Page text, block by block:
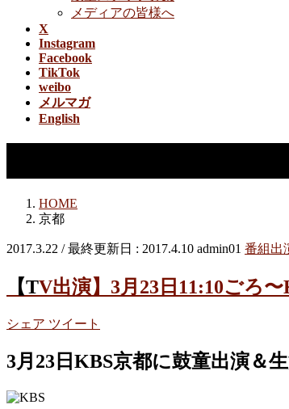
メディアの皆様へ
X
Instagram
Facebook
TikTok
weibo
メルマガ
English
HOME
京都
2017.3.22 / 最終更新日 : 2017.4.10 admin01 番組出
【TV出演】3月23日11:10ごろ
シェア ツイート
3月23日KBS京都に鼓童出演＆生